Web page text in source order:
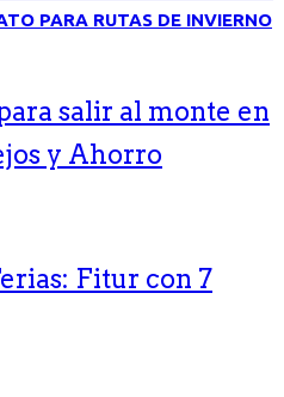
salir al monte en
y Ahorro
Fitur con 7